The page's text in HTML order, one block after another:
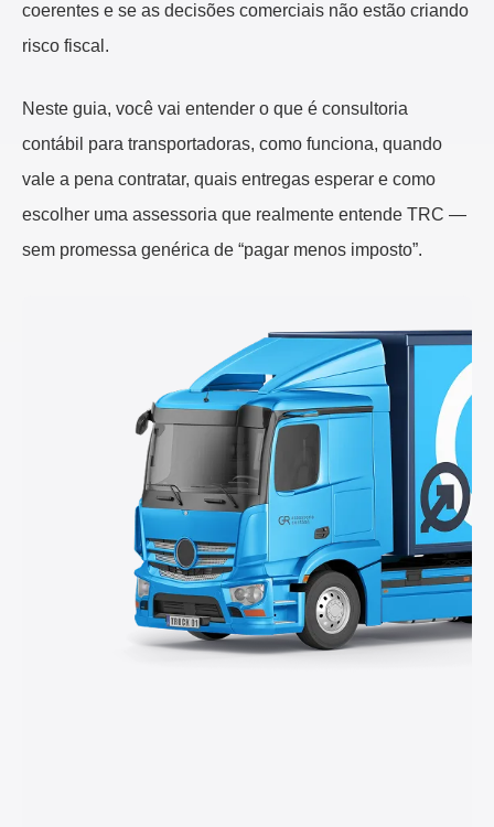
coerentes e se as decisões comerciais não estão criando
risco fiscal.
Neste guia, você vai entender o que é consultoria
contábil para transportadoras, como funciona, quando
vale a pena contratar, quais entregas esperar e como
escolher uma assessoria que realmente entende TRC —
sem promessa genérica de “pagar menos imposto”.